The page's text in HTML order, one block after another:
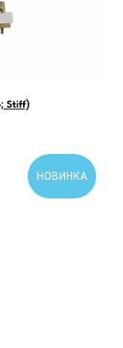
Stiff)
НОВИНКА